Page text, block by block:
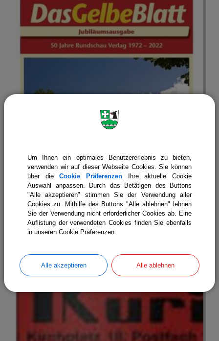
Gelbes Blatt
Um Ihnen ein optimales Benutzererlebnis zu bieten,
verwenden wir auf dieser Webseite Cookies. Sie können
über dieCookie Präferenzen Ihre aktuelle Cookie
Auswahl anpassen. Durch das Betätigen des Buttons
"Alle akzeptieren" stimmen Sie der Verwendung aller
Cookies zu. Mithilfe des Buttons "Alle ablehnen" lehnen
Sie der Verwendung nicht erforderlicher Cookies ab. Eine
Auflistung der verwendeten Cookies finden Sie ebenfalls
in unseren Cookie Präferenzen.
Alle akzeptieren Alle ablehnen